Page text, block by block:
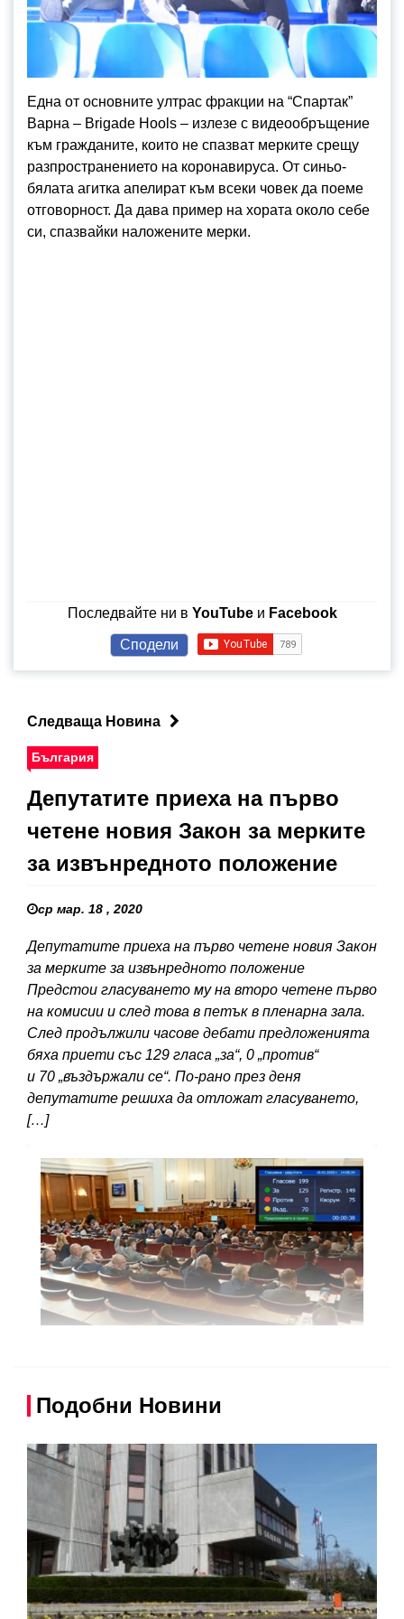
Една от основните ултрас фракции на “Спартак”
Варна – Brigade Hools – излезе с видеообръщение
към гражданите, които не спазват мерките срещу
разпространението на коронавируса. От синьо-
бялата агитка апелират към всеки човек да поеме
отговорност. Да дава пример на хората около себе
си, спазвайки наложените мерки.
Последвайте ни в YouTubeи Facebook
Сподели
Следваща Новина
България
Депутатите приеха на първо
четене новия Закон за мерките
за извънредното положение
ср мар. 18 , 2020
Депутатите приеха на първо четене новия Закон
за мерките за извънредното положение
Предстои гласуването му на второ четене първо
на комисии и след това в петък в пленарна зала.
След продължили часове дебати предложенията
бяха приети със 129 гласа „за“, 0 „против“
и 70 „въздържали се“. По-рано през деня
депутатите решиха да отложат гласуването,
[…]
Подобни Новини